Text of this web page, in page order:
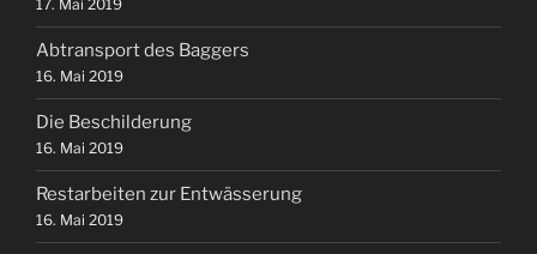
17. Mai 2019
Abtransport des Baggers
16. Mai 2019
Die Beschilderung
16. Mai 2019
Restarbeiten zur Entwässerung
16. Mai 2019